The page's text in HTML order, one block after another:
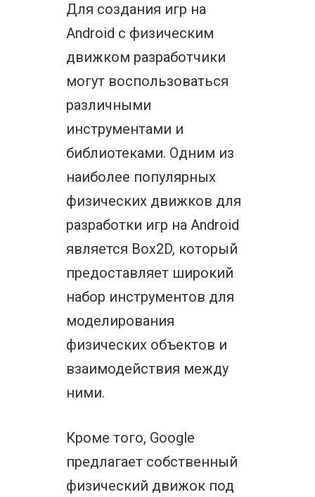
Для создания игр на
Android с физическим
движком разработчики
могут воспользоваться
различными
инструментами и
библиотеками. Одним из
наиболее популярных
физических движков для
разработки игр на Android
является Box2D, который
предоставляет широкий
набор инструментов для
моделирования
физических объектов и
взаимодействия между
ними.
Кроме того, Google
предлагает собственный
физический движок под